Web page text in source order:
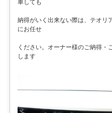
車しても
納得がいく出来ない際は、テオリ
にお任せ
ください。オーナー様のご納得・
します